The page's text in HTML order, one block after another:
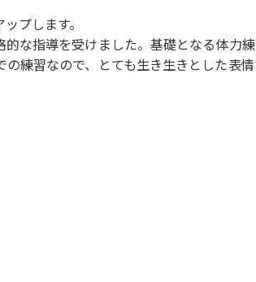
プします。
な指導を受けました。基礎となる体力
練習なので、とても生き生きとした表